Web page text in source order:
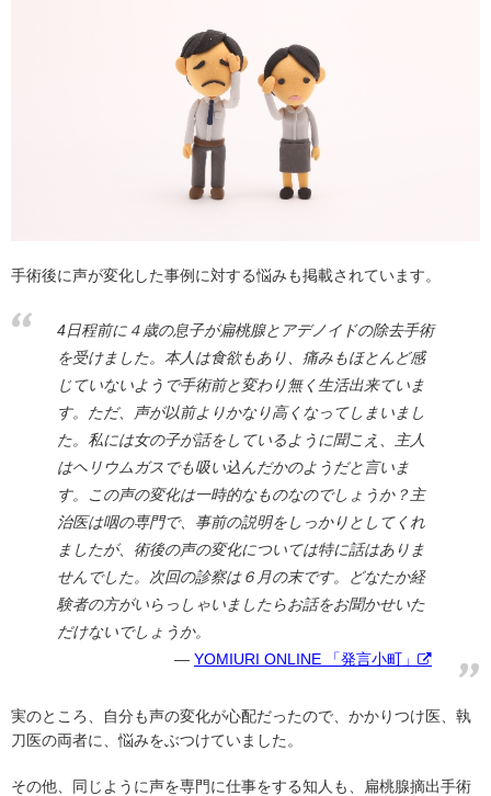
手術後に声が変化した事例に対する悩みも掲載されています。
4日程前に４歳の息子が扁桃腺とアデノイドの除去手術
を受けました。本人は食欲もあり、痛みもほとんど感
じていないようで手術前と変わり無く生活出来ていま
す。ただ、声が以前よりかなり高くなってしまいまし
た。私には女の子が話をしているように聞こえ、主人
はヘリウムガスでも吸い込んだかのようだと言いま
す。この声の変化は一時的なものなのでしょうか？主
治医は咽の専門で、事前の説明をしっかりとしてくれ
ましたが、術後の声の変化については特に話はありま
せんでした。次回の診察は６月の末です。どなたか経
験者の方がいらっしゃいましたらお話をお聞かせいた
だけないでしょうか。
YOMIURI ONLINE 「発言小町」
実のところ、自分も声の変化が心配だったので、かかりつけ医、執
刀医の両者に、悩みをぶつけていました。
その他、同じように声を専門に仕事をする知人も、扁桃腺摘出手術